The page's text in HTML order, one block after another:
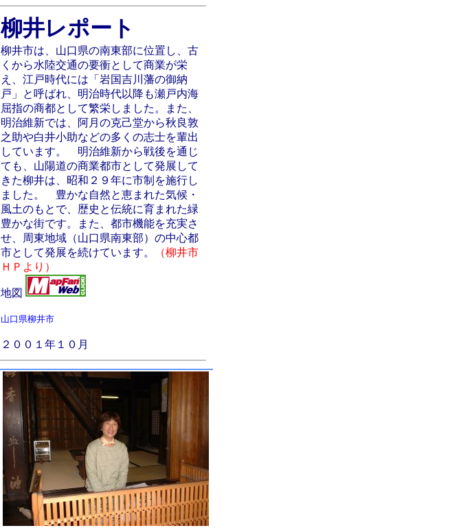
柳井レポート
柳井市は、山口県の南東部に位置し、古
くから水陸交通の要衝として商業が栄
え、江戸時代には「岩国吉川藩の御納
戸」と呼ばれ、明治時代以降も瀬戸内海
屈指の商都として繁栄しました。また、
明治維新では、阿月の克己堂から秋良敦
之助や白井小助などの多くの志士を輩出
しています。 明治維新から戦後を通じ
ても、山陽道の商業都市として発展して
きた柳井は、昭和２９年に市制を施行し
ました。 豊かな自然と恵まれた気候・
風土のもとで、歴史と伝統に育まれた緑
豊かな街です。また、都市機能を充実さ
せ、周東地域（山口県南東部）の中心都
市として発展を続けています。
（柳井市
ＨＰより）
地図
山口県柳井市
２００１年１０月